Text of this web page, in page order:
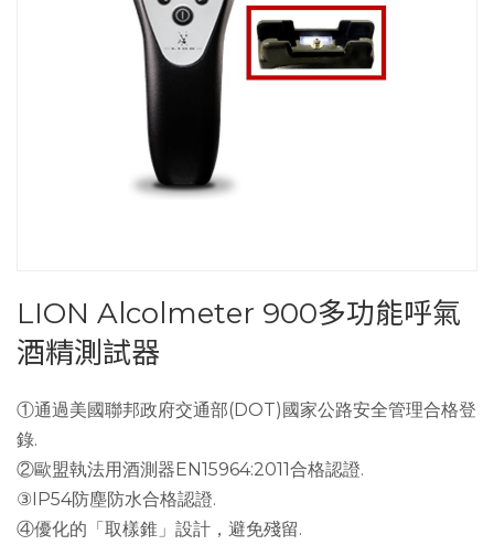
LION Alcolmeter 900多功能呼氣
酒精測試器
①通過美國聯邦政府交通部(DOT)國家公路安全管理合格登
錄.
②歐盟執法用酒測器EN15964:2011合格認證.
③IP54防塵防水合格認證.
④優化的「取樣錐」設計，避免殘留.